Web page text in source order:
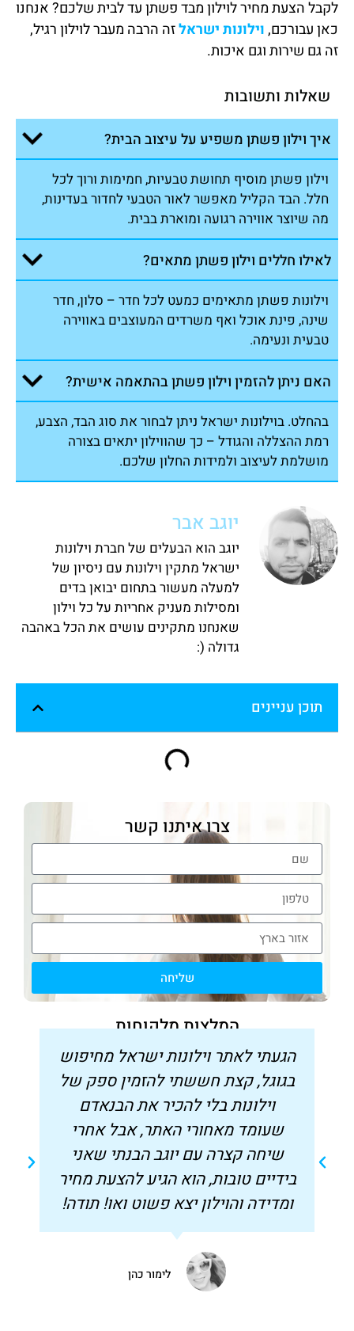
תוכן עניינים
צרו איתנו קשר
שליחה
המלצות מלקוחות
הגעתי לאתר וילונות ישראל מחיפוש
בגוגל, קצת חששתי להזמין ספק של
וילונות בלי להכיר את הבנאדם
שעומד מאחורי האתר, אבל אחרי
שיחה קצרה עם יוגב הבנתי שאני
בידיים טובות, הוא הגיע להצעת מחיר
ומדידה והוילון יצא פשוט ואו! תודה!
לימור כהן
לקבל הצעת מחיר לוילון מבד פשתן עד לבית שלכם? אנחנו
כאן עבורכם,וילונות ישראלזה הרבה מעבר לוילון רגיל,
זה גם שירות וגם איכות.
שאלות ותשובות
איך וילון פשתן משפיע על עיצוב הבית?
וילון פשתן מוסיף תחושת טבעיות, חמימות ורוך לכל
חלל. הבד הקליל מאפשר לאור הטבעי לחדור בעדינות,
מה שיוצר אווירה רגועה ומוארת בבית.
לאילו חללים וילון פשתן מתאים?
וילונות פשתן מתאימים כמעט לכל חדר – סלון, חדר
שינה, פינת אוכל ואף משרדים המעוצבים באווירה
טבעית ונעימה.
האם ניתן להזמין וילון פשתן בהתאמה אישית?
בהחלט. בוילונות ישראל ניתן לבחור את סוג הבד, הצבע,
רמת ההצללה והגודל – כך שהווילון יתאים בצורה
מושלמת לעיצוב ולמידות החלון שלכם.
יוגב אבר
יוגב הוא הבעלים של חברת וילונות
ישראל מתקין וילונות עם ניסיון של
למעלה מעשור בתחום יבואן בדים
ומסילות מעניק אחריות על כל וילון
שאנחנו מתקינים עושים את הכל באהבה
גדולה (: